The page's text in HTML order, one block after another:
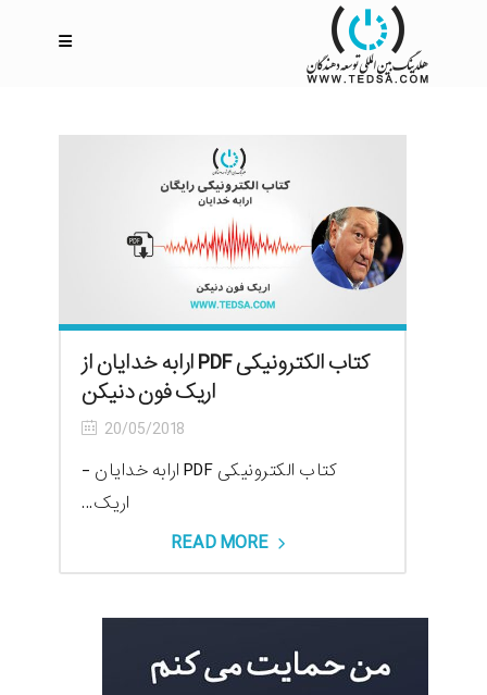
کتاب الکترونیکی PDF ارابه خدایان از
اریک فون دنیکن
20/05/2018
کتاب الکترونیکی PDF ارابه خدایان -
اریک...
READ MORE